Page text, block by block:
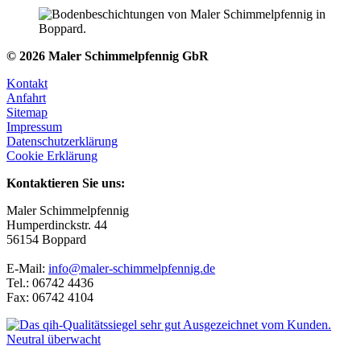
© 2026 Maler Schimmelpfennig GbR
Kontakt
Anfahrt
Sitemap
Impressum
Datenschutzerklärung
Cookie Erklärung
Kontaktieren Sie uns:
Maler Schimmelpfennig
Humperdinckstr. 44
56154 Boppard
E-Mail: info@maler-schimmelpfennig.de
Tel.: 06742 4436
Fax: 06742 4104